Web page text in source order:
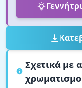
Σχετικά με